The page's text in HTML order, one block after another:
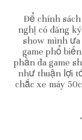
Để chính
nghị có đăng
show mình
game phổ
phần đa game
như thuận lợi
chắc xe máy